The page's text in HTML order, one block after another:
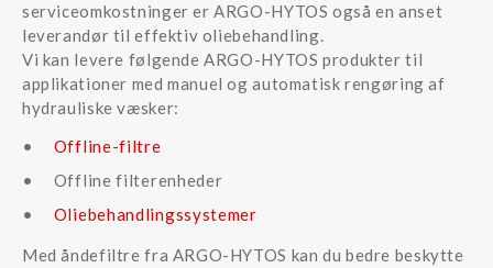
serviceomkostninger er ARGO-HYTOS også en anset
leverandør til effektiv oliebehandling.
Vi kan levere følgende ARGO-HYTOS produkter til
applikationer med manuel og automatisk rengøring af
hydrauliske væsker:
Offline-filtre
Offline filterenheder
Oliebehandlingssystemer
Med åndefiltre fra ARGO-HYTOS kan du bedre beskytte